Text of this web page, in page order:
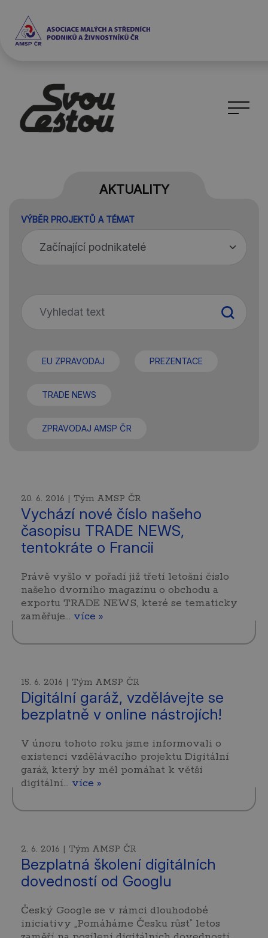
AKTUALITY
VÝBĚR PROJEKTŮ A TÉMAT
EU ZPRAVODAJ PREZENTACE
TRADE NEWS
ZPRAVODAJ AMSP ČR
20. 6. 2016 | Tým AMSP ČR
Vychází nové číslo našeho
časopisu TRADE NEWS,
tentokráte o Francii
Právě vyšlo v pořadí již třetí letošní číslo
našeho dvorního magazínu o obchodu a
exportu TRADE NEWS, které se tematicky
zaměřuje… více »
15. 6. 2016 | Tým AMSP ČR
Digitální garáž, vzdělávejte se
bezplatně v online nástrojích!
V únoru tohoto roku jsme informovali o
existenci vzdělávacího projektu Digitální
garáž, který by měl pomáhat k větší
digitální… více »
2. 6. 2016 | Tým AMSP ČR
Bezplatná školení digitálních
dovedností od Googlu
Český Google se v rámci dlouhodobé
iniciativy „Pomáháme Česku růst“ letos